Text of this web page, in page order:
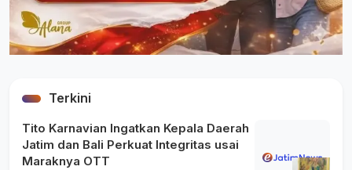
Terkini
Tito Karnavian Ingatkan Kepala Daerah
Jatim dan Bali Perkuat Integritas usai
Maraknya OTT